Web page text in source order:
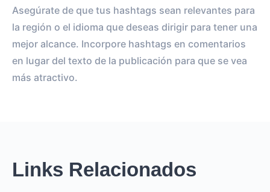
Asegúrate de que tus hashtags sean relevantes para
la región o el idioma que deseas dirigir para tener una
mejor alcance. Incorpore hashtags en comentarios
en lugar del texto de la publicación para que se vea
más atractivo.
Links Relacionados